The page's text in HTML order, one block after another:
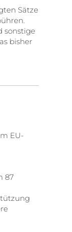
Sätze
sonstige
bisher
EU-
87